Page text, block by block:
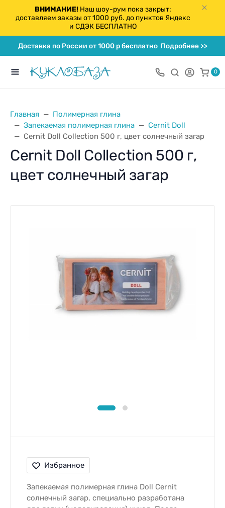
ВНИМАНИЕ!Наш шоу-рум пока закрыт:
доставляем заказы от 1000 руб. до пунктов Яндекс
и СДЭК БЕСПЛАТНО
Доставка по России от 1000 р бесплатноПодробнее >>
0
Главная
Полимерная глина
Запекаемая полимерная глина
Cernit Doll
Cernit Doll Collection 500 г, цвет солнечный загар
Cernit Doll Collection 500 г,
цвет солнечный загар
Избранное
Запекаемая полимерная глина Doll Cernit
солнечный загар, специально разработана